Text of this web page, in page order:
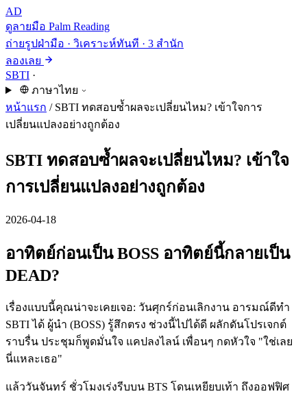
AD
ดูลายมือ Palm Reading
ถ่ายรูปฝ่ามือ · วิเคราะห์ทันที · 3 สำนัก
ลองเลย
SBTI ·
ภาษาไทย
หน้าแรก / SBTI ทดสอบซ้ำผลจะเปลี่ยนไหม? เข้าใจการ
เปลี่ยนแปลงอย่างถูกต้อง
SBTI ทดสอบซ้ำผลจะเปลี่ยนไหม? เข้าใจ
การเปลี่ยนแปลงอย่างถูกต้อง
2026-04-18
อาทิตย์ก่อนเป็น BOSS อาทิตย์นี้กลายเป็น
DEAD?
เรื่องแบบนี้คุณน่าจะเคยเจอ: วันศุกร์ก่อนเลิกงาน อารมณ์ดีทำ
SBTI ได้ ผู้นำ (BOSS) รู้สึกตรง ช่วงนี้ไปได้ดี ผลักดันโปรเจกต์
ราบรื่น ประชุมก็พูดมั่นใจ แคปลงไลน์ เพื่อนๆ กดหัวใจ "ใช่เลย
นี่แหละเธอ"
แล้ววันจันทร์ ชั่วโมงเร่งรีบบน BTS โดนเหยียบเท้า ถึงออฟฟิศ